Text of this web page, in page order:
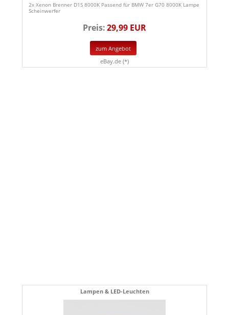
2x Xenon Brenner D1S 8000K Passend für BMW 7er G70 8000K Lampe
Scheinwerfer
Preis:29,99 EUR
zum Angebot
eBay.de (*)
Lampen & LED-Leuchten